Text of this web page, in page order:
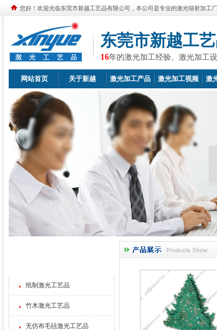
您好！欢迎光临东莞市新越工艺品有限公司，本公司是专业的激光镭射加工
东莞市新越工
16年的激光加工经验、激光加工
网站首页 关于新越 激光加工产品 激光加工视频 激
纸制激光工艺品
竹木激光工艺品
无仿布毛毡激光工艺品